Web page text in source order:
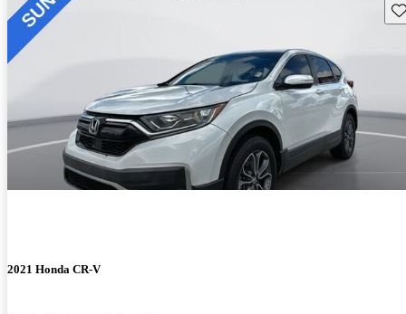
2021 Honda CR-V